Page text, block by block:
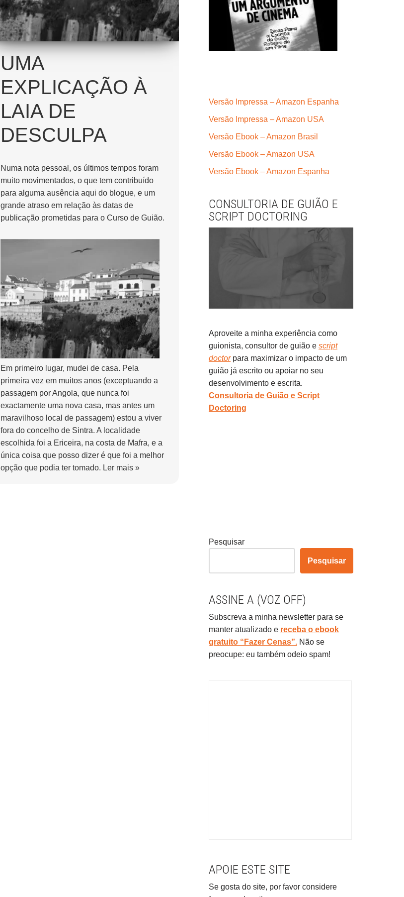
UMA
EXPLICAÇÃO À
LAIA DE
DESCULPA
Numa nota pessoal, os últimos tempos foram
muito movimentados, o que tem contribuído
para alguma ausência aqui do blogue, e um
grande atraso em relação às datas de
publicação prometidas para o Curso de Guião.
Em primeiro lugar, mudei de casa. Pela
primeira vez em muitos anos (exceptuando a
passagem por Angola, que nunca foi
exactamente uma nova casa, mas antes um
maravilhoso local de passagem) estou a viver
fora do concelho de Sintra. A localidade
escolhida foi a Ericeira, na costa de Mafra, e a
única coisa que posso dizer é que foi a melhor
opção que podia ter tomado. Ler mais »
Versão Impressa – Amazon Espanha
Versão Impressa – Amazon USA
Versão Ebook – Amazon Brasil
Versão Ebook – Amazon USA
Versão Ebook – Amazon Espanha
CONSULTORIA DE GUIÃO E
SCRIPT DOCTORING
Aproveite a minha experiência como
guionista, consultor de guião e script
doctorpara maximizar o impacto de um
guião já escrito ou apoiar no seu
desenvolvimento e escrita.
Consultoria de Guião e Script
Doctoring
Pesquisar
Pesquisar
ASSINE A (VOZ OFF)
Subscreva a minha newsletter para se
manter atualizado e receba o ebook
gratuito “Fazer Cenas”. Não se
preocupe: eu também odeio spam!
APOIE ESTE SITE
Se gosta do site, por favor considere